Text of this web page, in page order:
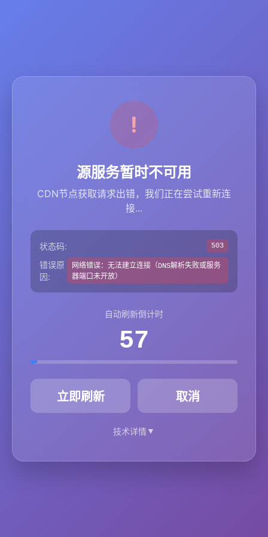
源服务暂时不可用
CDN节点获取请求出错，我们正在尝试重新连
接...
状态码: 503
错误原
因:
网络错误：无法建立连接（DNS解析失败或服务
器端口未开放）
自动刷新倒计时
57
立即刷新 取消
技术详情▼